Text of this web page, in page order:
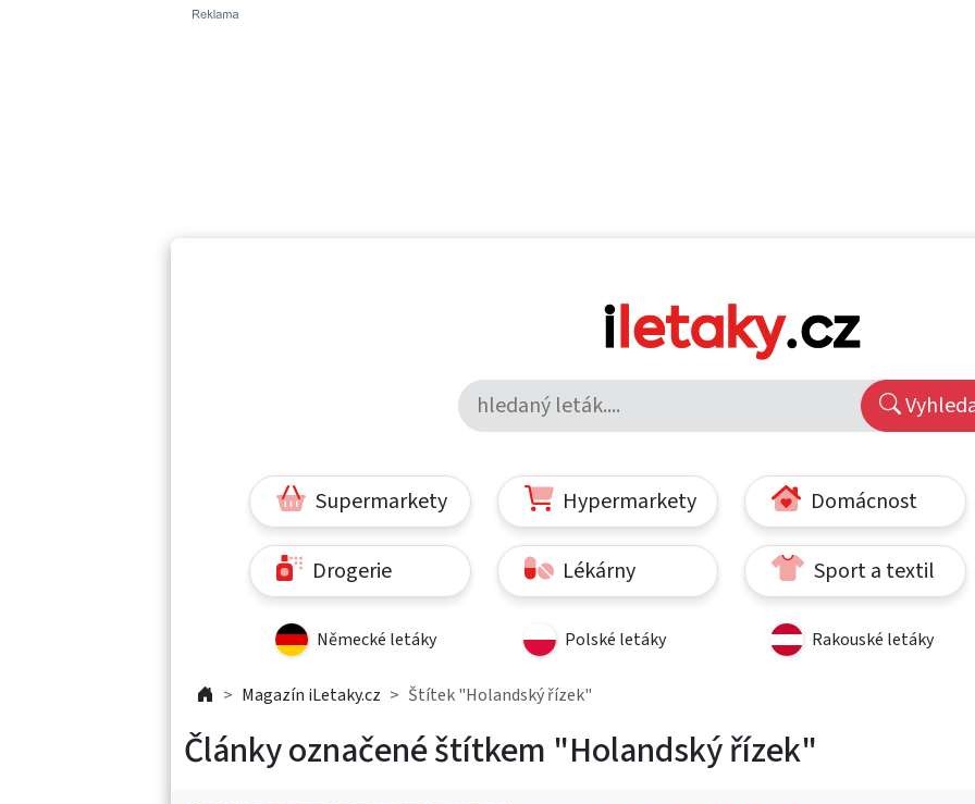
Supermarkety Hypermarkety Domácnost
Drogerie Lékárny Sport a textil
Německé letáky Polské letáky Rakouské letáky
Magazín iLetaky.cz Štítek "Holandský řízek"
Články označené štítkem "Holandský řízek"